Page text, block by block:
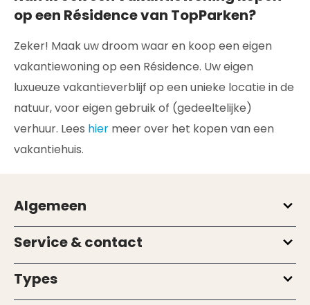
op een Résidence van TopParken?
Zeker! Maak uw droom waar en koop een eigen
vakantiewoning op een Résidence. Uw eigen
luxueuze vakantieverblijf op een unieke locatie in de
natuur, voor eigen gebruik of (gedeeltelijke)
verhuur. Lees hier meer over het kopen van een
vakantiehuis.
Algemeen
Service & contact
Types